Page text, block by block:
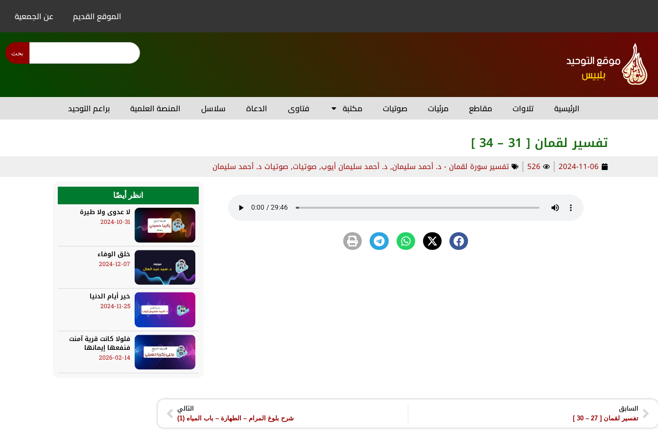
الموقع القديم عن الجمعية
بحث
الرئيسية تلاوات مقاطع مرئيات صوتيات مكتبة فتاوى الدعاة سلاسل المنصة العلمية براعم التوحيد
تفسير لقمان [ 31 – 34 ]
2024-11-06
526 تفسير سورة لقمان - د. أحمد سليمان, د. أحمد سليمان أيوب, صوتيات, صوتيات د. أحمد سليمان
انظر أيضًا
لا عدوى ولا طيرة
2024-10-31
خلق الوفاء
2024-12-07
خير أيام الدنيا
2024-11-25
فلولا كانت قرية آمنت
فنفعها إيمانها
2026-02-14
السابق
تفسير لقمان [ 27 – 30 ]
التالي
شرح بلوغ المرام – الطهارة – باب المياه (1)